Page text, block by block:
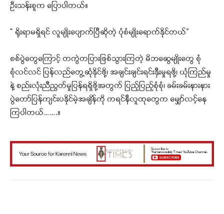
ဦးသန်းစူက ပြောပါတယ်။
“ ရိုးရာမရှိရင် လူမျိုးပျောက်ပြီဆိုတဲ့ ပုံစံမျိုးရောက်နိုင်တယ်”
စစ်ပွဲတွေကြောင့် တကွဲတပြားဖြစ်သွားကြတဲ့ မိဘဆွေမျိုးတွေ စုံ
စုံလင်လင် ပြန်လည်တွေ့ဆုံနိုင်ဖို့၊ အချင်းချင်းရင်းနှီးမှုရဖို့၊ ယုံကြည်မှု
နဲ့ စည်းလုံးညီညွတ်မှုပြန်ရရှိဖို့အတွက် ပြည့်ပြည့်စုံစုံ၊ ခမ်းခမ်းနားနား
ပွဲတော်ပြန်ကျင်းပနိုင်မဲ့အချိန်ကို ကရင်နီလူထုတွေက မျှော်လင့်နေ
ကြပါတယ်…….။